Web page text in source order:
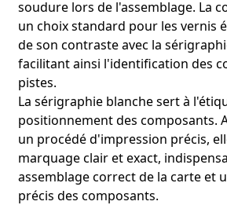
soudure lors de l'assemblage. La
un choix standard pour les vernis
de son contraste avec la
facilitant ainsi l'identification des
pistes.
La sérigraphie blanche sert à
positionnement des composants.
un procédé d'impression précis,
marquage clair et exact,
assemblage correct de la carte et
précis des composants.